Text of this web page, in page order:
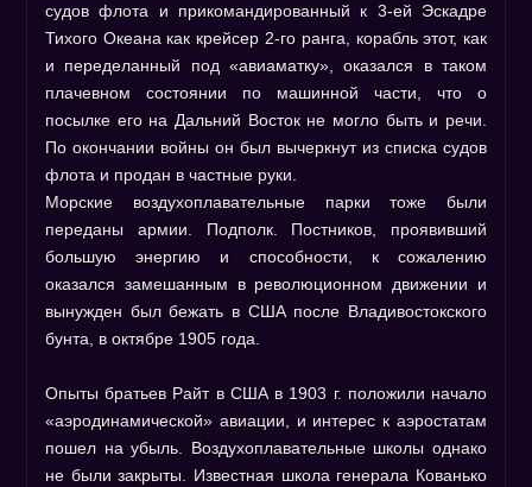
судов флота и прикомандированный к 3-ей Эскадре
Тихого Океана как крейсер 2-го ранга, корабль этот, как
и переделанный под «авиаматку», оказался в таком
плачевном состоянии по машинной части, что о
посылке его на Дальний Восток не могло быть и речи.
По окончании войны он был вычеркнут из списка судов
флота и продан в частные руки.
Морские воздухоплавательные парки тоже были
переданы армии. Подполк. Постников, проявивший
большую энергию и способности, к сожалению
оказался замешанным в революционном движении и
вынужден был бежать в США после Владивостокского
бунта, в октябре 1905 года.
Опыты братьев Райт в США в 1903 г. положили начало
«аэродинамической» авиации, и интерес к аэростатам
пошел на убыль. Воздухоплавательные школы однако
не были закрыты. Известная школа генерала Кованько